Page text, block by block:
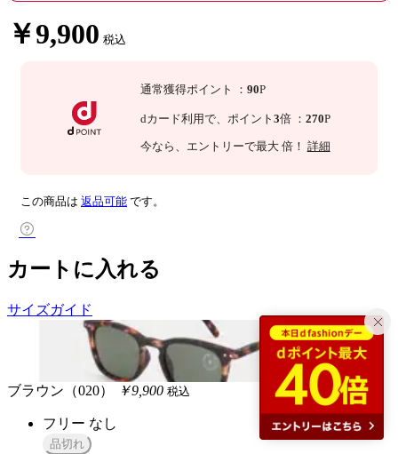
￥9,900 税込
通常獲得ポイント ： 90P
dカード利用で、 ポイント 3倍 ： 270P
今なら 、エントリーで最大 倍！ 詳細
この商品は 返品可能 です。
カートに入れる
サイズガイド
ブラウン（020） ￥9,900 税込
フリー なし
品切れ